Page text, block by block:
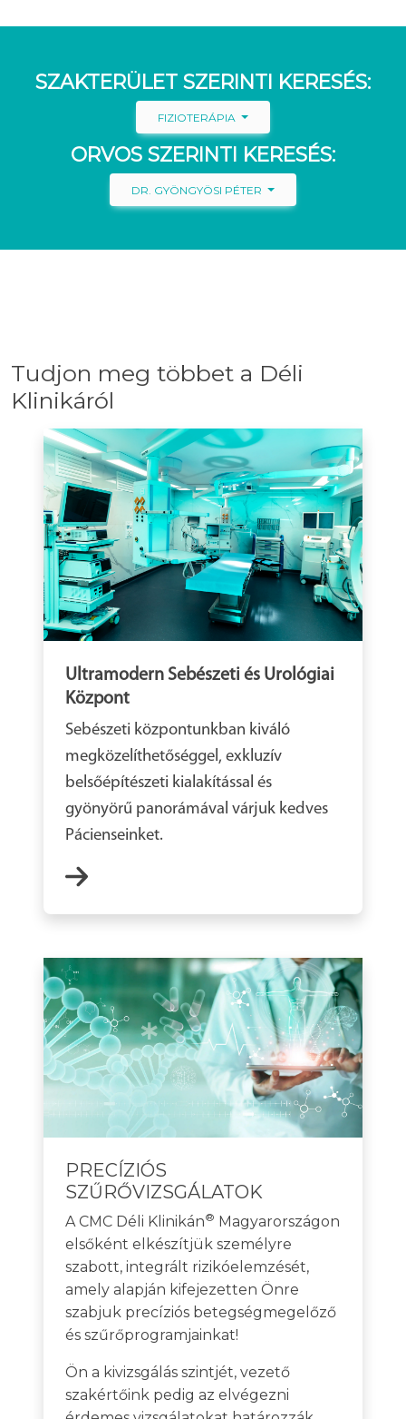
SZAKTERÜLET SZERINTI KERESÉS:
FIZIOTERÁPIA
ORVOS SZERINTI KERESÉS:
DR. GYÖNGYÖSI PÉTER
Tudjon meg többet a Déli
Klinikáról
Ultramodern Sebészeti és Urológiai
Központ
Sebészeti központunkban kiváló
megközelíthetőséggel, exkluzív
belsőépítészeti kialakítással és
gyönyörű panorámával várjuk kedves
Pácienseinket.
PRECÍZIÓS
SZŰRŐVIZSGÁLATOK
A CMC Déli Klinikán® Magyarországon
elsőként elkészítjük személyre
szabott, integrált rizikóelemzését,
amely alapján kifejezetten Önre
szabjuk precíziós betegségmegelőző
és szűrőprogramjainkat!
Ön a kivizsgálás szintjét, vezető
szakértőink pedig az elvégezni